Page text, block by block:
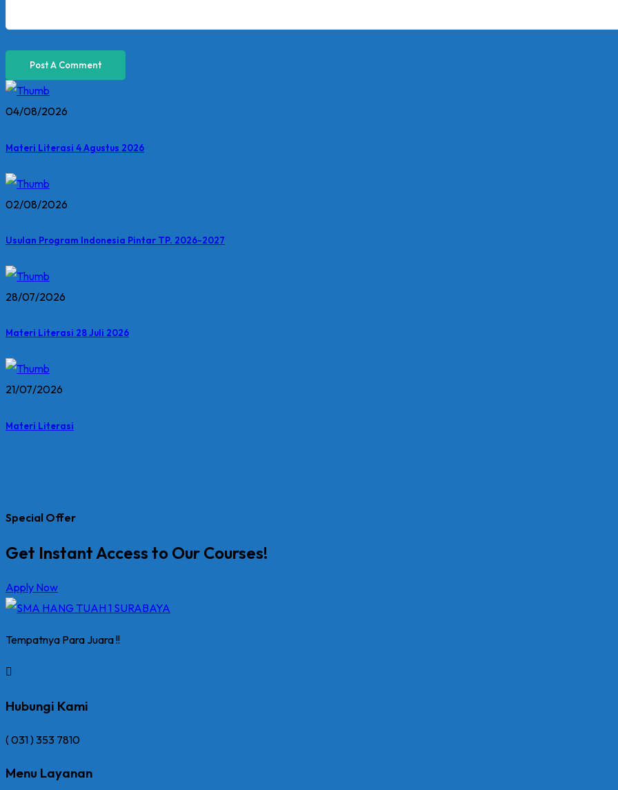
04/08/2026
Materi Literasi 4 Agustus 2026
02/08/2026
Usulan Program Indonesia Pintar TP. 2026-2027
28/07/2026
Materi Literasi 28 Juli 2026
21/07/2026
Materi Literasi
Special Offer
Get Instant Access to Our Courses!
Apply Now
Tempatnya Para Juara !!
Hubungi Kami
( 031 ) 353 7810
Menu Layanan